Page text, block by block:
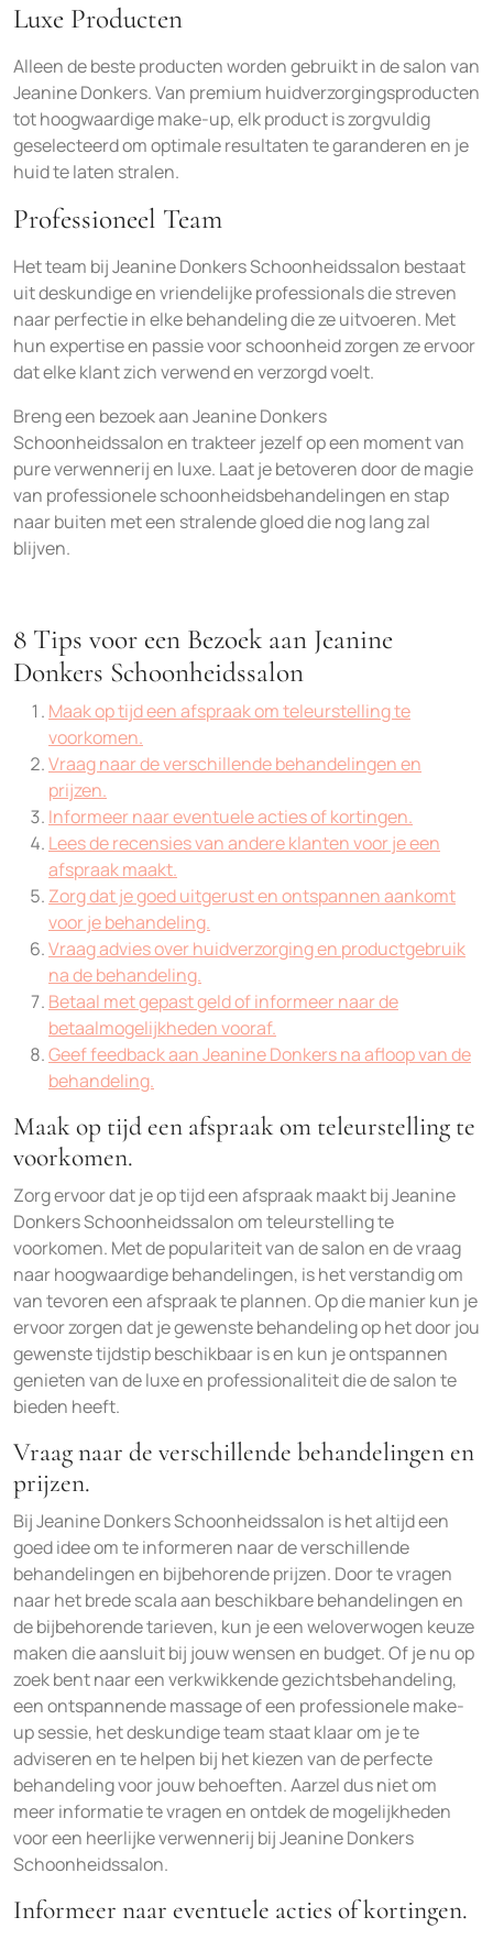
Luxe Producten
Alleen de beste producten worden gebruikt in de salon van
Jeanine Donkers. Van premium huidverzorgingsproducten
tot hoogwaardige make-up, elk product is zorgvuldig
geselecteerd om optimale resultaten te garanderen en je
huid te laten stralen.
Professioneel Team
Het team bij Jeanine Donkers Schoonheidssalon bestaat
uit deskundige en vriendelijke professionals die streven
naar perfectie in elke behandeling die ze uitvoeren. Met
hun expertise en passie voor schoonheid zorgen ze ervoor
dat elke klant zich verwend en verzorgd voelt.
Breng een bezoek aan Jeanine Donkers
Schoonheidssalon en trakteer jezelf op een moment van
pure verwennerij en luxe. Laat je betoveren door de magie
van professionele schoonheidsbehandelingen en stap
naar buiten met een stralende gloed die nog lang zal
blijven.
8 Tips voor een Bezoek aan Jeanine
Donkers Schoonheidssalon
Maak op tijd een afspraak om teleurstelling te
voorkomen.
Vraag naar de verschillende behandelingen en
prijzen.
Informeer naar eventuele acties of kortingen.
Lees de recensies van andere klanten voor je een
afspraak maakt.
Zorg dat je goed uitgerust en ontspannen aankomt
voor je behandeling.
Vraag advies over huidverzorging en productgebruik
na de behandeling.
Betaal met gepast geld of informeer naar de
betaalmogelijkheden vooraf.
Geef feedback aan Jeanine Donkers na afloop van de
behandeling.
Maak op tijd een afspraak om teleurstelling te
voorkomen.
Zorg ervoor dat je op tijd een afspraak maakt bij Jeanine
Donkers Schoonheidssalon om teleurstelling te
voorkomen. Met de populariteit van de salon en de vraag
naar hoogwaardige behandelingen, is het verstandig om
van tevoren een afspraak te plannen. Op die manier kun je
ervoor zorgen dat je gewenste behandeling op het door jou
gewenste tijdstip beschikbaar is en kun je ontspannen
genieten van de luxe en professionaliteit die de salon te
bieden heeft.
Vraag naar de verschillende behandelingen en
prijzen.
Bij Jeanine Donkers Schoonheidssalon is het altijd een
goed idee om te informeren naar de verschillende
behandelingen en bijbehorende prijzen. Door te vragen
naar het brede scala aan beschikbare behandelingen en
de bijbehorende tarieven, kun je een weloverwogen keuze
maken die aansluit bij jouw wensen en budget. Of je nu op
zoek bent naar een verkwikkende gezichtsbehandeling,
een ontspannende massage of een professionele make-
up sessie, het deskundige team staat klaar om je te
adviseren en te helpen bij het kiezen van de perfecte
behandeling voor jouw behoeften. Aarzel dus niet om
meer informatie te vragen en ontdek de mogelijkheden
voor een heerlijke verwennerij bij Jeanine Donkers
Schoonheidssalon.
Informeer naar eventuele acties of kortingen.